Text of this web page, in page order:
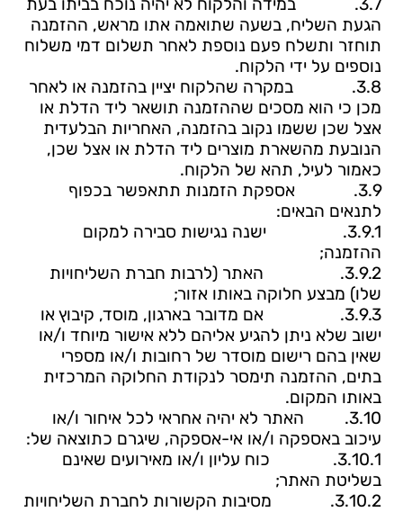
הגעת השליח, בשעה שתואמה אתו מראש, ההזמנה
תוחזר ותשלח פעם נוספת לאחר תשלום דמי משלוח
נוספים על ידי הלקוח.
3.8.
במקרה שהלקוח יציין בהזמנה או לאחר
מכן כי הוא מסכים שההזמנה תושאר ליד הדלת או
אצל שכן ששמו נקוב בהזמנה, האחריות הבלעדית
הנובעת מהשארת מוצרים ליד הדלת או אצל שכן,
כאמור לעיל, תהא של הלקוח.
3.9.
אספקת הזמנות תתאפשר בכפוף
לתנאים הבאים:
3.9.1.
ישנה נגישות סבירה למקום
ההזמנה;
3.9.2.
האתר (לרבות חברת השליחויות
שלו) מבצע חלוקה באותו אזור;
3.9.3.
אם מדובר בארגון, מוסד, קיבוץ או
ישוב שלא ניתן להגיע אליהם ללא אישור מיוחד ו/או
שאין בהם רישום מוסדר של רחובות ו/או מספרי
בתים, ההזמנה תימסר לנקודת החלוקה המרכזית
באותו המקום.
3.10.
האתר לא יהיה אחראי לכל איחור ו/או
עיכוב באספקה ו/או אי-אספקה, שיגרם כתוצאה של:
3.10.1.
כוח עליון ו/או מאירועים שאינם
בשליטת האתר;
3.10.2.
מסיבות הקשורות לחברת השליחויות